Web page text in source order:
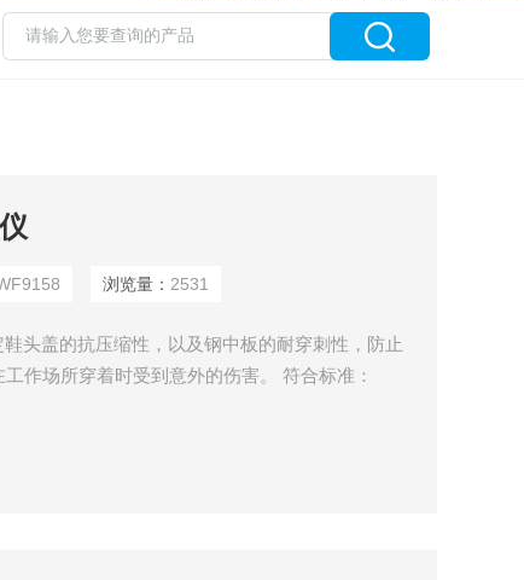
浏览量： 2531
头盖的抗压缩性，以及钢中板的耐穿刺性，防止
作场所穿着时受到意外的伤害。 符合标准：